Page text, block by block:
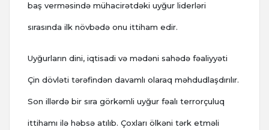
baş verməsində mühacirətdəki uyğur liderləri
sırasında ilk növbədə onu ittiham edir.
Uyğurların dini, iqtisadi və mədəni sahədə fəaliyyəti
Çin dövləti tərəfindən davamlı olaraq məhdudlaşdırılır.
Son illərdə bir sıra görkəmli uyğur fəalı terrorçuluq
ittihamı ilə həbsə atılıb. Çoxları ölkəni tərk etməli